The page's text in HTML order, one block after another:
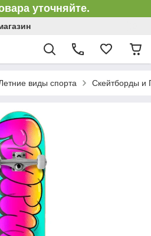
уточняйте.
виды спорта Скейтборды и